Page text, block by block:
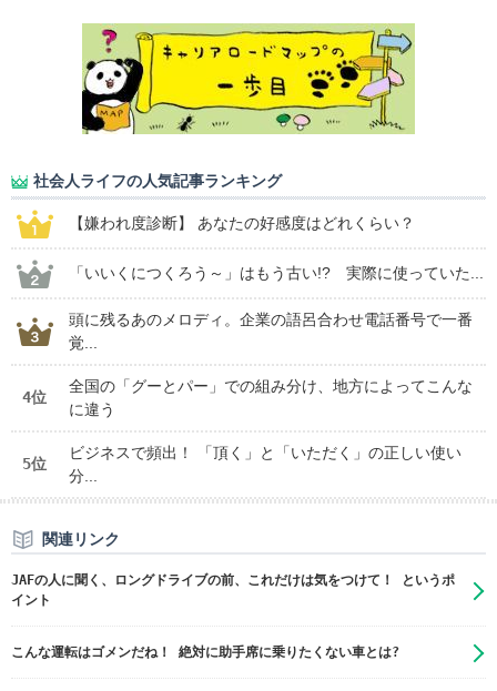
社会人ライフの人気記事ランキング
【嫌われ度診断】 あなたの好感度はどれくらい？
「いいくにつくろう～」はもう古い!? 実際に使っていた...
頭に残るあのメロディ。企業の語呂合わせ電話番号で一番
覚...
4位
全国の「グーとパー」での組み分け、地方によってこんな
に違う
5位
ビジネスで頻出！ 「頂く」と「いただく」の正しい使い
分...
関連リンク
JAFの人に聞く、ロングドライブの前、これだけは気をつけて！ というポ
イント
こんな運転はゴメンだね！ 絶対に助手席に乗りたくない車とは?